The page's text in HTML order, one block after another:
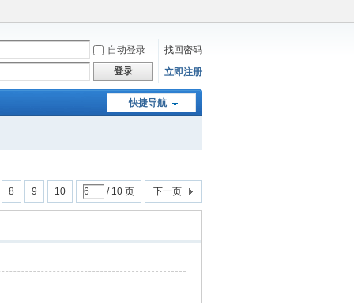
自动登录
找回密码
登录
立即注册
快捷导航
8 9 10 / 10 页 下一页